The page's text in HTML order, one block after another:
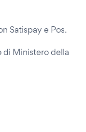
Satispay e Pos.
di Ministero della